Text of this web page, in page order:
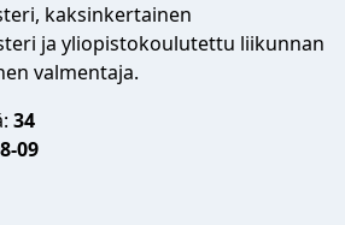
kaksinkertainen
ja yliopistokoulutettu liikunnan
valmentaja.
34
09